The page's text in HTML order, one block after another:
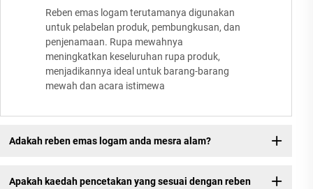
Reben emas logam terutamanya digunakan
untuk pelabelan produk, pembungkusan, dan
penjenamaan. Rupa mewahnya
meningkatkan keseluruhan rupa produk,
menjadikannya ideal untuk barang-barang
mewah dan acara istimewa
Adakah reben emas logam anda mesra alam?
Apakah kaedah pencetakan yang sesuai dengan reben